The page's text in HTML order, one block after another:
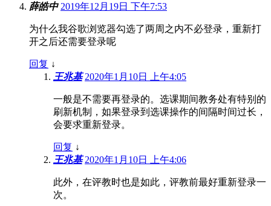
薛皓中 2019年12月19日 下午7:53
为什么我谷歌浏览器勾选了两周之内不必登录，重新打
开之后还需要登录呢
回复 ↓
王兆基 2020年1月10日 上午4:05
一般是不需要再登录的。选课期间教务处有特别的
刷新机制，如果登录到选课操作的间隔时间过长，
会要求重新登录。
回复 ↓
王兆基 2020年1月10日 上午4:06
此外，在评教时也是如此，评教前最好重新登录一
次。